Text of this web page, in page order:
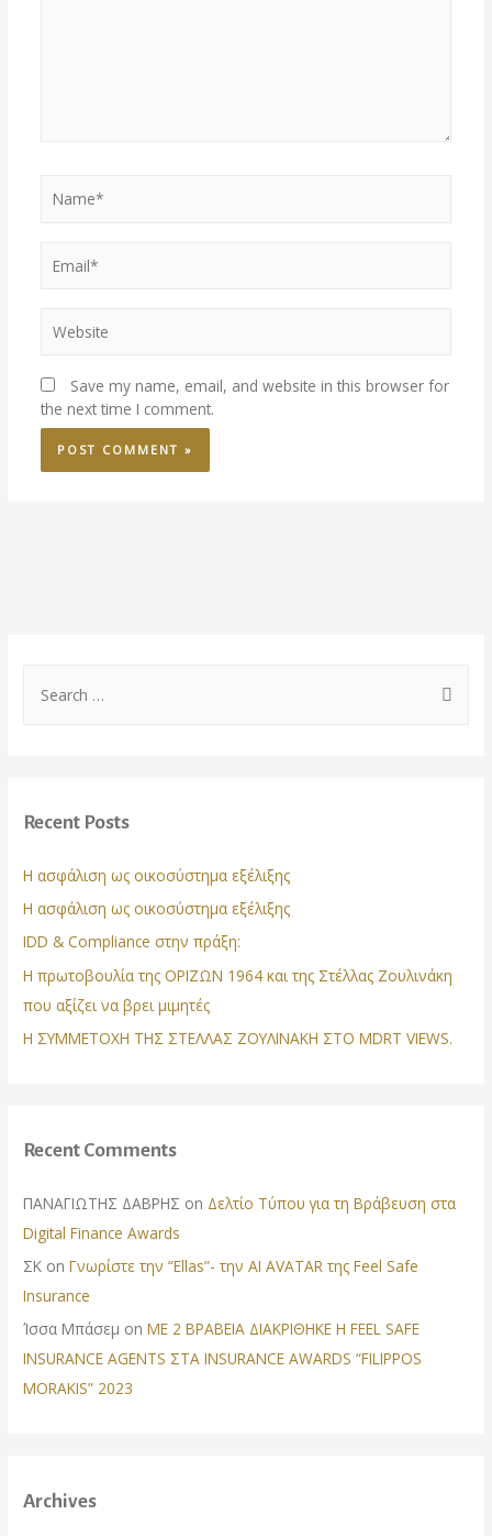
Save my name, email, and website in this browser for
the next time I comment.
h
o
r
:
Recent Posts
Η ασφάλιση ως οικοσύστημα εξέλιξης
Η ασφάλιση ως οικοσύστημα εξέλιξης
IDD & Compliance στην πράξη:
Η πρωτοβουλία της ΟΡΙΖΩΝ 1964 και της Στέλλας Ζουλινάκη
που αξίζει να βρει μιμητές
Η ΣΥΜΜΕΤΟΧΗ ΤΗΣ ΣΤΕΛΛΑΣ ΖΟΥΛΙΝΑΚΗ ΣΤΟ MDRT VIEWS.
Recent Comments
ΠΑΝΑΓΙΩΤΗΣ ΔΑΒΡΗΣ on Δελτίο Τύπου για τη Βράβευση στα
Digital Finance Awards
ΣΚ onΓνωρίστε την “Ellas”- την AI AVATAR της Feel Safe
Insurance
Ίσσα Μπάσεμ onΜΕ 2 ΒΡΑΒΕΙΑ ΔΙΑΚΡΙΘΗΚΕ Η FEEL SAFE
INSURANCE AGENTS ΣΤΑ INSURANCE AWARDS “FILIPPOS
MORAKIS” 2023
Archives